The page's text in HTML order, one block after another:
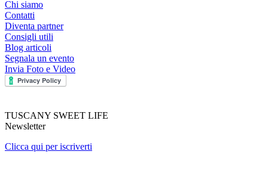
Chi siamo
Contatti
Diventa partner
Consigli utili
Blog articoli
Segnala un evento
Invia Foto e Video
TUSCANY SWEET LIFE
Newsletter
Clicca qui per iscriverti